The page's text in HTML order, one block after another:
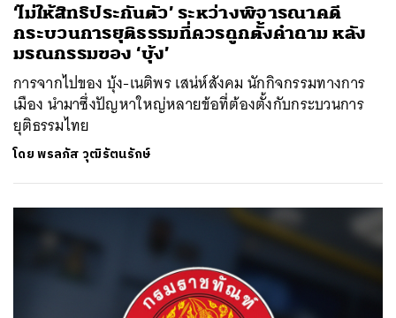
‘ไม่ให้สิทธิประกันตัว’ ระหว่างพิจารณาคดี
กระบวนการยุติธรรมที่ควรถูกตั้งคำถาม หลัง
มรณกรรมของ ‘บุ้ง’
การจากไปของ บุ้ง-เนติพร เสน่ห์สังคม นักกิจกรรมทางการ
เมือง นำมาซึ่งปัญหาใหญ่หลายข้อที่ต้องตั้งกับกระบวนการ
ยุติธรรมไทย
โดยพรลภัส วุฒิรัตนรักษ์